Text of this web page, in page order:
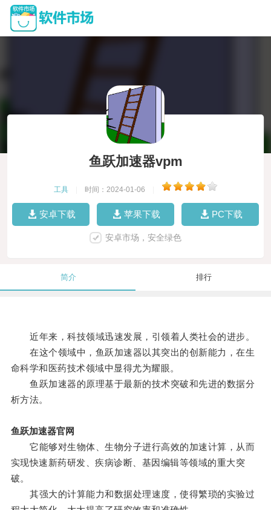
鱼跃加速器vpm
工具 时间：2024-01-06
安卓下载 苹果下载 PC下载
安卓市场，安全绿色
简介 排行
近年来，科技领域迅速发展，引领着人类社会的进步。
在这个领域中，鱼跃加速器以其突出的创新能力，在生
命科学和医药技术领域中显得尤为耀眼。
鱼跃加速器的原理基于最新的技术突破和先进的数据分
析方法。
鱼跃加速器官网
它能够对生物体、生物分子进行高效的加速计算，从而
实现快速新药研发、疾病诊断、基因编辑等领域的重大突
破。
其强大的计算能力和数据处理速度，使得繁琐的实验过